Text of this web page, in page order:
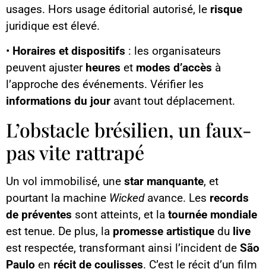
usages. Hors usage éditorial autorisé, le risque
juridique est élevé.
• Horaires et dispositifs : les organisateurs
peuvent ajuster heures et modes d’accès à
l’approche des événements. Vérifier les
informations du jour avant tout déplacement.
L’obstacle brésilien, un faux-
pas vite rattrapé
Un vol immobilisé, une star manquante, et
pourtant la machine Wickedavance. Les records
de préventes sont atteints, et la tournée mondiale
est tenue. De plus, la promesse artistique du live
est respectée, transformant ainsi l’incident de São
Paulo en récit de coulisses. C’est le récit d’un film